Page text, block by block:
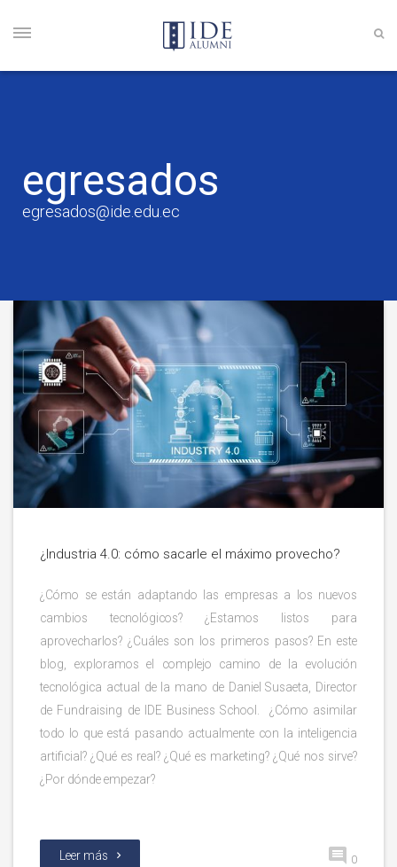
egresados
egresados@ide.edu.ec
¿Industria 4.0: cómo sacarle el máximo provecho?
¿Cómo se están adaptando las empresas a los nuevos
cambios tecnológicos? ¿Estamos listos para
aprovecharlos? ¿Cuáles son los primeros pasos? En este
blog, exploramos el complejo camino de la evolución
tecnológica actual de la mano de Daniel Susaeta, Director
de Fundraising de IDE Business School. ¿Cómo asimilar
todo lo que está pasando actualmente con la inteligencia
artificial? ¿Qué es real? ¿Qué es marketing? ¿Qué nos sirve?
¿Por dónde empezar?
Leer más 0